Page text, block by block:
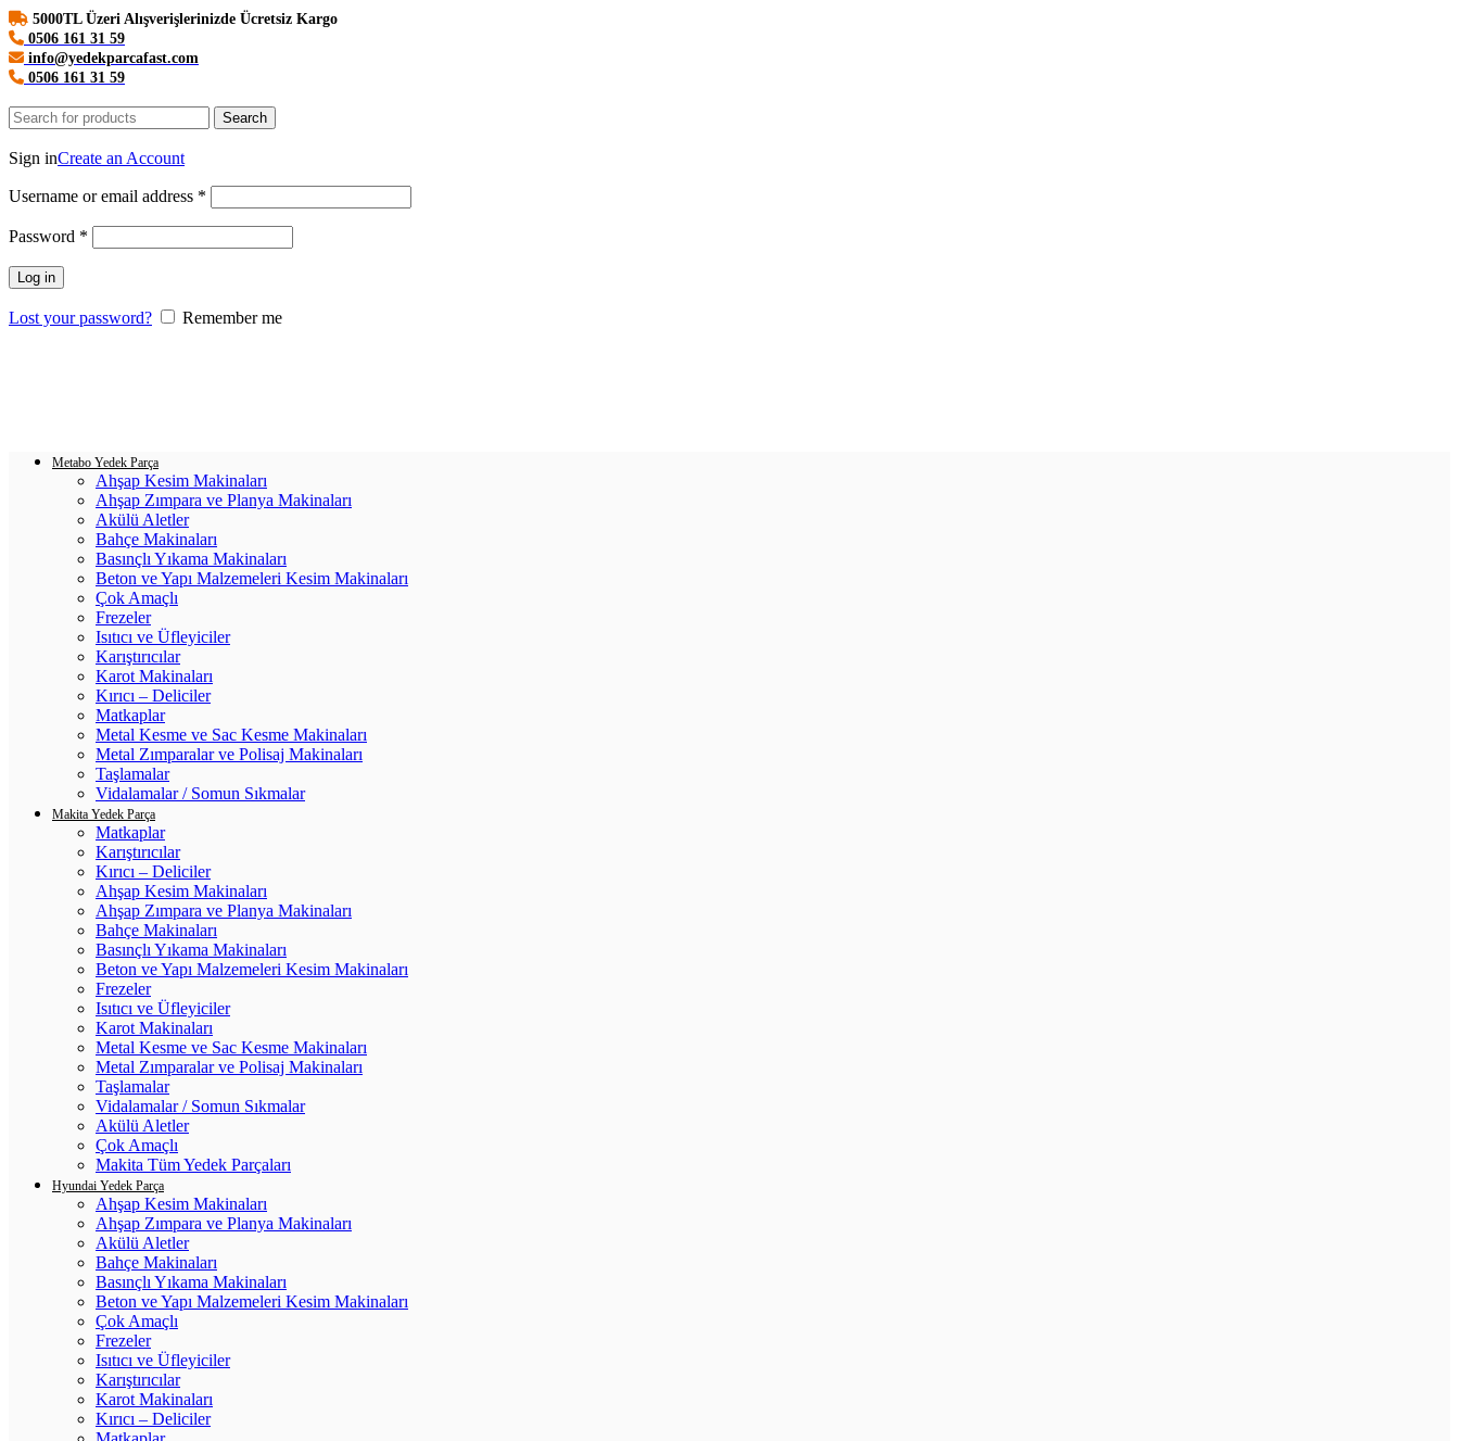
5000TL Üzeri Alışverişlerinizde Ücretsiz Kargo
0506 161 31 59
info@yedekparcafast.com
0506 161 31 59
Search
Sign inCreate an Account
Username or email address *
Password *
Log in
Lost your password?
Remember me
Metabo Yedek Parça
Ahşap Kesim Makinaları
Ahşap Zımpara ve Planya Makinaları
Akülü Aletler
Bahçe Makinaları
Basınçlı Yıkama Makinaları
Beton ve Yapı Malzemeleri Kesim Makinaları
Çok Amaçlı
Frezeler
Isıtıcı ve Üfleyiciler
Karıştırıcılar
Karot Makinaları
Kırıcı – Deliciler
Matkaplar
Metal Kesme ve Sac Kesme Makinaları
Metal Zımparalar ve Polisaj Makinaları
Taşlamalar
Vidalamalar / Somun Sıkmalar
Makita Yedek Parça
Matkaplar
Karıştırıcılar
Kırıcı – Deliciler
Ahşap Kesim Makinaları
Ahşap Zımpara ve Planya Makinaları
Bahçe Makinaları
Basınçlı Yıkama Makinaları
Beton ve Yapı Malzemeleri Kesim Makinaları
Frezeler
Isıtıcı ve Üfleyiciler
Karot Makinaları
Metal Kesme ve Sac Kesme Makinaları
Metal Zımparalar ve Polisaj Makinaları
Taşlamalar
Vidalamalar / Somun Sıkmalar
Akülü Aletler
Çok Amaçlı
Makita Tüm Yedek Parçaları
Hyundai Yedek Parça
Ahşap Kesim Makinaları
Ahşap Zımpara ve Planya Makinaları
Akülü Aletler
Bahçe Makinaları
Basınçlı Yıkama Makinaları
Beton ve Yapı Malzemeleri Kesim Makinaları
Çok Amaçlı
Frezeler
Isıtıcı ve Üfleyiciler
Karıştırıcılar
Karot Makinaları
Kırıcı – Deliciler